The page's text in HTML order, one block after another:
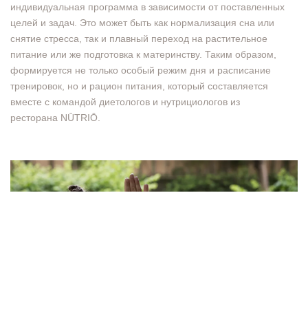
индивидуальная программа в зависимости от поставленных
целей и задач. Это может быть как нормализация сна или
снятие стресса, так и плавный переход на растительное
питание или же подготовка к материнству. Таким образом,
формируется не только особый режим дня и расписание
тренировок, но и рацион питания, который составляется
вместе с командой диетологов и нутрициологов из
ресторана NŪTRIŌ.